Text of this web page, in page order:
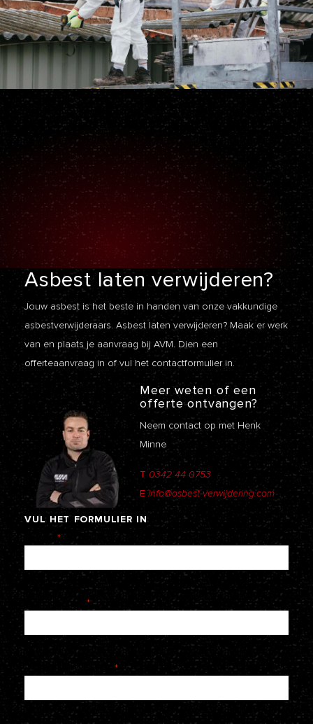
Asbest latenverwijderen?
Jouw asbest is het beste in handen van onze vakkundige
asbestverwijderaars. Asbest laten verwijderen? Maak er werk
van en plaats je aanvraag bij AVM. Dien een
offerteaanvraagin of vul het contactformulier in.
Meer weten of een
offerte ontvangen?
Neem contact op met Henk
Minne
T 0342 44 0753
E info@asbest-verwijdering.com
VUL HET FORMULIER IN
Naam *
E-mailadres *
Telefoonnummer *